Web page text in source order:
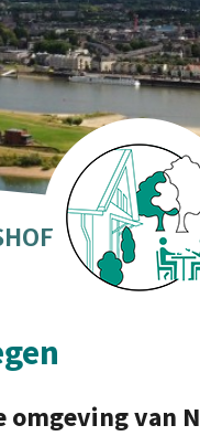
omgeving van